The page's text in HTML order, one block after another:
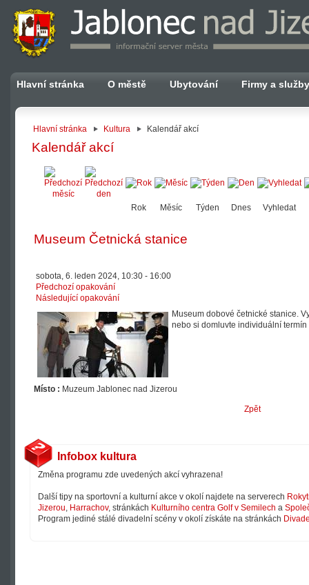
Hlavní stránka O městě Ubytování Firmy a služby
Hlavní stránka Kultura Kalendář akcí
Kalendář akcí
Rok Měsíc Týden Dnes Vyhledat
Museum Četnická stanice
sobota, 6. leden 2024, 10:30 - 16:00
Předchozí opakování
Následující opakování
Museum dobové četnické stanice.
nebo si domluvte individuální
Místo : Muzeum Jablonec nad Jizerou
Zpět
Infobox kultura
Změna programu zde uvedených akcí vyhrazena!
Další tipy na sportovní a kulturní akce v okolí najdete na serverech
Jizerou, Harrachov, stránkách Kulturního centra Golf v Semilech a
Program jediné stálé divadelní scény v okolí získáte na stránkách